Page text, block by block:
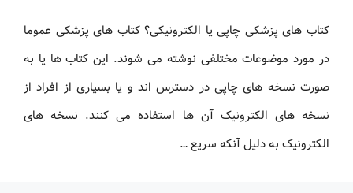
کتاب های پزشکی چاپی یا الکترونیکی؟ کتاب های پزشکی عموما
در مورد موضوعات مختلفی نوشته می شوند. این کتاب ها یا به
صورت نسخه های چاپی در دسترس اند و یا بسیاری از افراد از
نسخه های الکترونیک آن ها استفاده می کنند. نسخه های
الکترونیک به دلیل آنکه سریع …